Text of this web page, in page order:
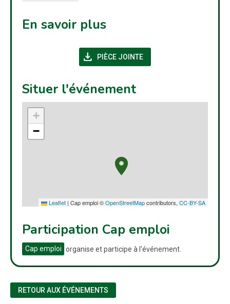
En savoir plus
download PIÈCE JOINTE(NOUVELLE FENÊTRE)
Situer l'événement
+
−
Leaflet | Cap emploi ©OpenStreetMapcontributors, CC-BY-SA
Participation Cap emploi
Cap emploi organise et participe à l'événement.
RETOUR AUX ÉVÉNEMENTS